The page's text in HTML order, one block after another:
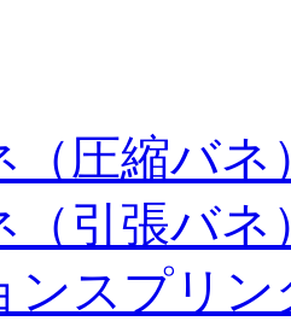
（圧縮バネ
（引張バネ
ンスプリン